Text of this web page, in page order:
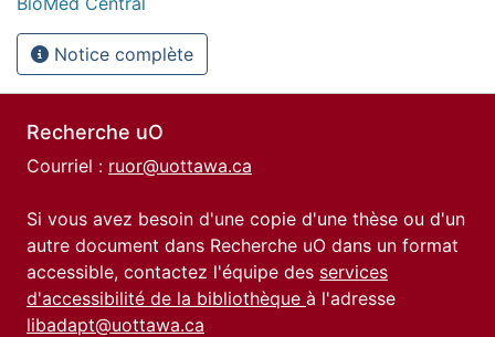
Notice complète
Recherche uO
Courriel : ruor@uottawa.ca
Si vous avez besoin d'une copie d'une thèse ou d'un
autre document dans Recherche uO dans un format
accessible, contactez l'équipe des services
d'accessibilité de la bibliothèque à l'adresse
libadapt@uottawa.ca